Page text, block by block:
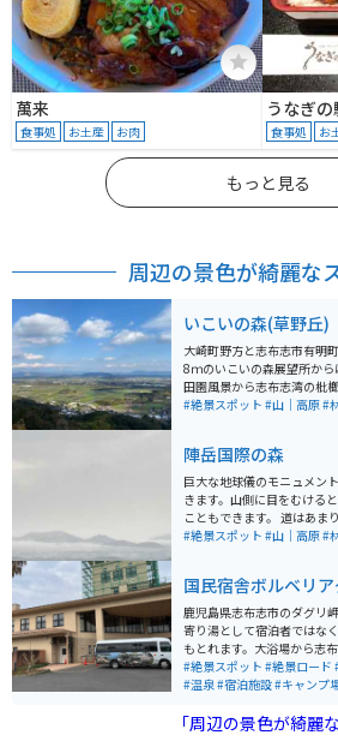
萬来
食事処 お土産 お肉
うなぎの
食事処 お
もっと見る
周辺の景色が綺麗な
いこいの森(草野丘)
大崎町野方と志布志市有明
8ｍのいこいの森展望所から
田園風景から志布志湾の枇
鹿屋市方向には鹿屋市・垂
#絶景スポット #山｜高原#
陣岳国際の森
巨大な地球儀のモニュメン
きます。山側に目をむける
こともできます。 道はあま
どは通行止めになる可能性
#絶景スポット #山｜高原#
国民宿舎ボルベリア
鹿児島県志布志市のダグリ
寄り湯として宿泊者ではな
もとれます。大浴場から志
ングもできま
#絶景スポット #絶景ロード
#温泉#宿泊施設#キャンプ
「周辺の景色が綺麗